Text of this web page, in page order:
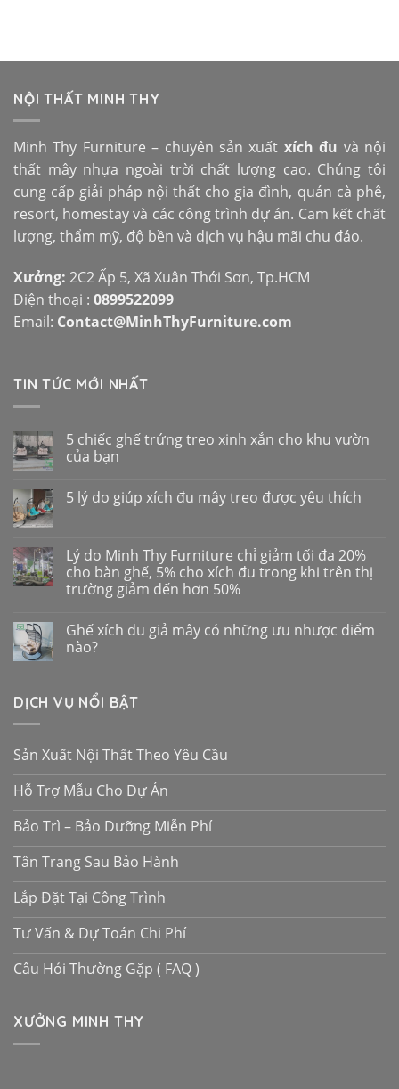
NỘI THẤT MINH THY
Minh Thy Furniture – chuyên sản xuất xích đu và nội
thất mây nhựa ngoài trời chất lượng cao. Chúng tôi
cung cấp giải pháp nội thất cho gia đình, quán cà phê,
resort, homestay và các công trình dự án. Cam kết chất
lượng, thẩm mỹ, độ bền và dịch vụ hậu mãi chu đáo.
Xưởng: 2C2 Ấp 5, Xã Xuân Thới Sơn, Tp.HCM
Điện thoại : 0899522099
Email: Contact@MinhThyFurniture.com
TIN TỨC MỚI NHẤT
5 chiếc ghế trứng treo xinh xắn cho khu vườn
của bạn
5 lý do giúp xích đu mây treo được yêu thích
Lý do Minh Thy Furniture chỉ giảm tối đa 20%
cho bàn ghế, 5% cho xích đu trong khi trên thị
trường giảm đến hơn 50%
Ghế xích đu giả mây có những ưu nhược điểm
nào?
DỊCH VỤ NỔI BẬT
Sản Xuất Nội Thất Theo Yêu Cầu
Hỗ Trợ Mẫu Cho Dự Án
Bảo Trì – Bảo Dưỡng Miễn Phí
Tân Trang Sau Bảo Hành
Lắp Đặt Tại Công Trình
Tư Vấn & Dự Toán Chi Phí
Câu Hỏi Thường Gặp ( FAQ )
XƯỞNG MINH THY